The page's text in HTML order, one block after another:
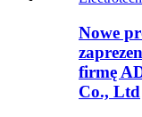
Nowe
firmę
Co., Ltd